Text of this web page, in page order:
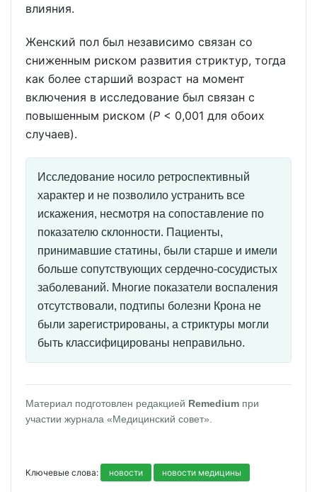
влияния.
Женский пол был независимо связан со
сниженным риском развития стриктур, тогда
как более старший возраст на момент
включения в исследование был связан с
повышенным риском (P < 0,001 для обоих
случаев).
Исследование носило ретроспективный
характер и не позволило устранить все
искажения, несмотря на сопоставление по
показателю склонности. Пациенты,
принимавшие статины, были старше и имели
больше сопутствующих сердечно-сосудистых
заболеваний. Многие показатели воспаления
отсутствовали, подтипы болезни Крона не
были зарегистрированы, а стриктуры могли
быть классифицированы неправильно.
Материал подготовлен редакцией Remedium при
участии журнала «Медицинский совет».
Ключевые слова: новости новости медицины